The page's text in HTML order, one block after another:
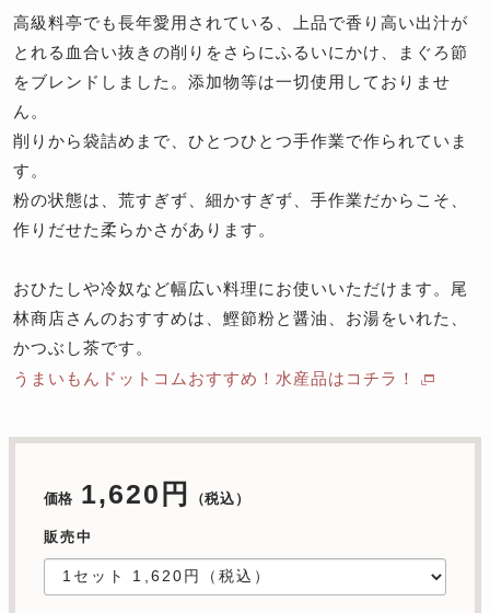
高級料亭でも長年愛用されている、上品で香り高い出汁が
とれる血合い抜きの削りをさらにふるいにかけ、まぐろ節
をブレンドしました。添加物等は一切使用しておりませ
ん。
削りから袋詰めまで、ひとつひとつ手作業で作られていま
す。
粉の状態は、荒すぎず、細かすぎず、手作業だからこそ、
作りだせた柔らかさがあります。
おひたしや冷奴など幅広い料理にお使いいただけます。尾
林商店さんのおすすめは、鰹節粉と醤油、お湯をいれた、
かつぶし茶です。
うまいもんドットコムおすすめ！水産品はコチラ！
価格 1,620円 （税込）
販売中